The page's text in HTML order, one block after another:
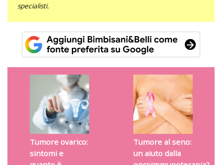
specialisti.
Tumore ovarico:
sintomi e
Tumore al seno:
un aiuto dalla